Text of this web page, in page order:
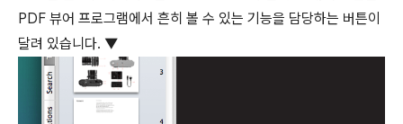
PDF 뷰어 프로그램에서 흔히 볼 수 있는 기능을 담당하는 버튼이
달려 있습니다. ▼